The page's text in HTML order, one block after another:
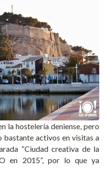
la hostelería deniense, pero
bastante activos en visitas a
“Ciudad creativa de la
en 2015”, por lo que ya